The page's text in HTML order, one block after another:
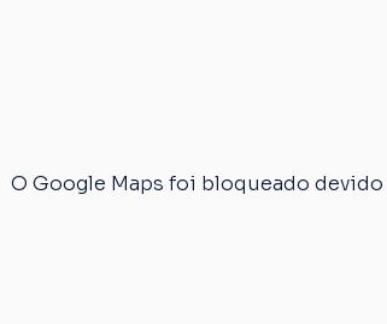
O Google Maps foi bloqueado